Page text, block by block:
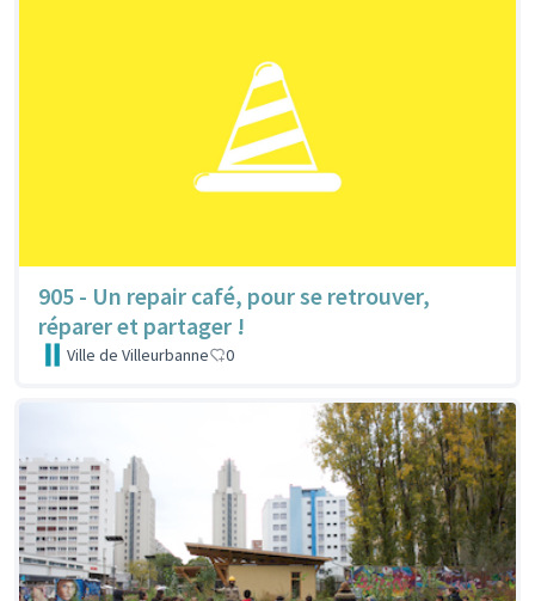
905 - Un repair café, pour se retrouver,
réparer et partager !
Ville de Villeurbanne 0